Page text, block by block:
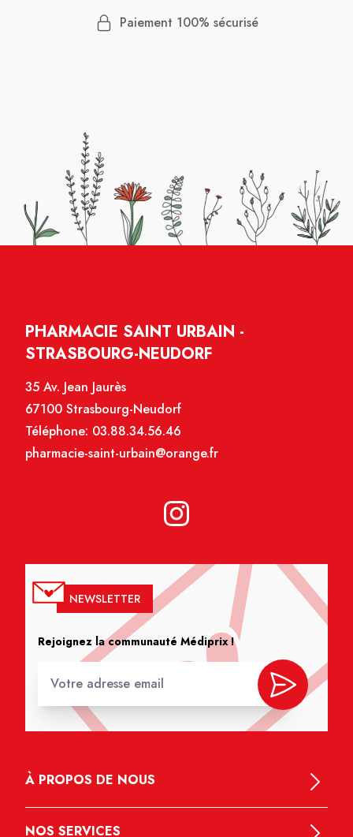
Paiement 100% sécurisé
PHARMACIE SAINT URBAIN -
STRASBOURG-NEUDORF
35 Av. Jean Jaurès
67100 Strasbourg-Neudorf
Téléphone: 03.88.34.56.46
pharmacie-saint-urbain@orange.fr
NEWSLETTER
Rejoignez la communauté Médiprix !
À PROPOS DE NOUS
NOS SERVICES